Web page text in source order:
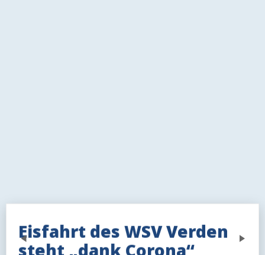
Eisfahrt des WSV Verden
steht „dank Corona“
Previous Next